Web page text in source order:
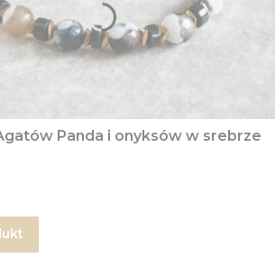
Panda i onyksów w srebrze